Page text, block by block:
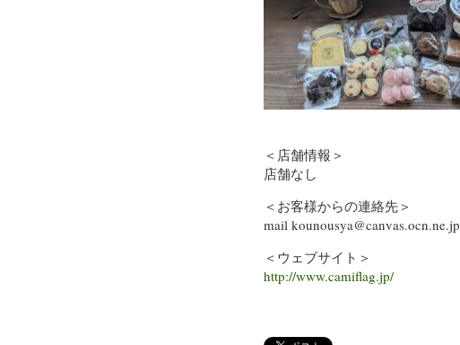
＜店舗情報＞
店舗なし
＜お客様からの連絡先＞
mail kounousya@canvas.ocn.ne.jp
＜ウェブサイト＞
http://www.camiflag.jp/